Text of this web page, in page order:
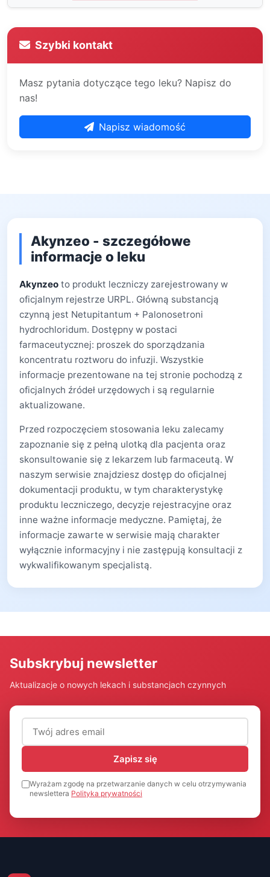
Szybki kontakt
Masz pytania dotyczące tego leku? Napisz do
nas!
Napisz wiadomość
Akynzeo - szczegółowe
informacje o leku
Akynzeo to produkt leczniczy zarejestrowany w
oficjalnym rejestrze URPL. Główną substancją
czynną jest Netupitantum + Palonosetroni
hydrochloridum. Dostępny w postaci
farmaceutycznej: proszek do sporządzania
koncentratu roztworu do infuzji. Wszystkie
informacje prezentowane na tej stronie pochodzą z
oficjalnych źródeł urzędowych i są regularnie
aktualizowane.
Przed rozpoczęciem stosowania leku zalecamy
zapoznanie się z pełną ulotką dla pacjenta oraz
skonsultowanie się z lekarzem lub farmaceutą. W
naszym serwisie znajdziesz dostęp do oficjalnej
dokumentacji produktu, w tym charakterystykę
produktu leczniczego, decyzje rejestracyjne oraz
inne ważne informacje medyczne. Pamiętaj, że
informacje zawarte w serwisie mają charakter
wyłącznie informacyjny i nie zastępują konsultacji z
wykwalifikowanym specjalistą.
Subskrybuj newsletter
Aktualizacje o nowych lekach i substancjach czynnych
Adres email (wymagany)
Zapisz się
Wyrażam zgodę na przetwarzanie danych w celu otrzymywania
newslettera Polityka prywatności